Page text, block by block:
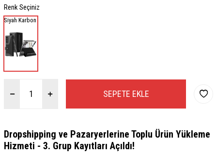
Renk Seçiniz
Siyah Karbon
SEPETE EKLE
Dropshipping ve Pazaryerlerine Toplu Ürün Yükleme
Hizmeti - 3. Grup Kayıtları Açıldı!